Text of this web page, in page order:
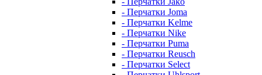
- Перчатки Joma
- Перчатки Kelme
- Перчатки Nike
- Перчатки Puma
- Перчатки Reusch
- Перчатки Select